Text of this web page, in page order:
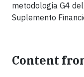
metodología G4
Suplemento
Content